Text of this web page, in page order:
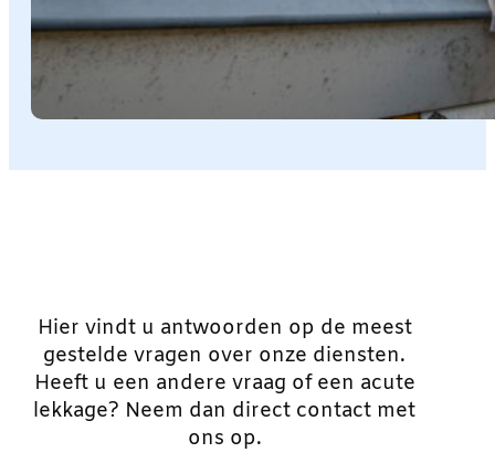
Hier vindt u antwoorden op de meest
gestelde vragen over onze diensten.
Heeft u een andere vraag of een acute
lekkage? Neem dan direct contact met
ons op.